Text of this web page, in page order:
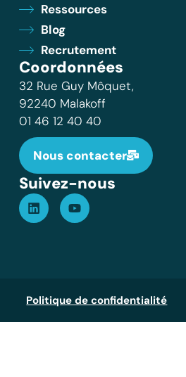
Ressources
Blog
Recrutement
Coordonnées
32 Rue Guy Môquet,
92240 Malakoff
01 46 12 40 40
Nous contacter
Suivez-nous
Politique de confidentialité